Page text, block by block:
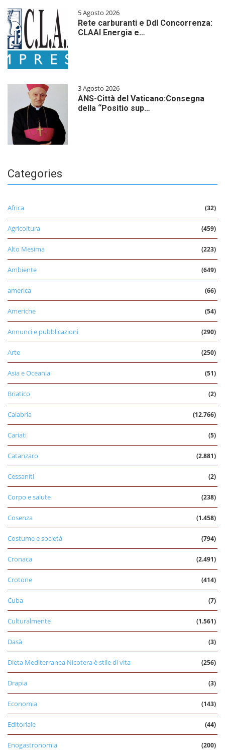
5 Agosto 2026
Rete carburanti e Ddl Concorrenza:
CLAAI Energia e…
3 Agosto 2026
ANS-Città del Vaticano:Consegna
della “Positio sup…
Categories
Africa (32)
Agricoltura (459)
Alto Mesima (223)
Ambiente (649)
america (66)
Americhe (54)
Annunci e pubblicazioni (290)
Arte (250)
Asia e Oceania (51)
Briatico (2)
Calabria (12.766)
Cariati (5)
Catanzaro (2.881)
Cessaniti (2)
Corpo e salute (238)
Cosenza (1.458)
Costume e società (794)
Cronaca (2.491)
Crotone (414)
Cuba (7)
Culturalmente (1.561)
Dasà (3)
Dieta Mediterranea Nicotera è stile di vita (256)
Drapia (3)
Economia (143)
Editoriale (44)
Enogastronomia (200)